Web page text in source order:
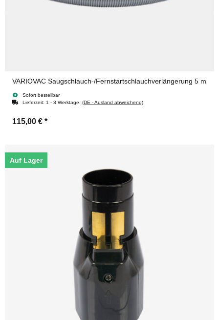
VARIOVAC Saugschlauch-/Fernstartschlauchverlängerung 5 m
Sofort bestellbar
Lieferzeit: 1 - 3 Werktage (DE - Ausland abweichend)
115,00 € *
Auf Lager